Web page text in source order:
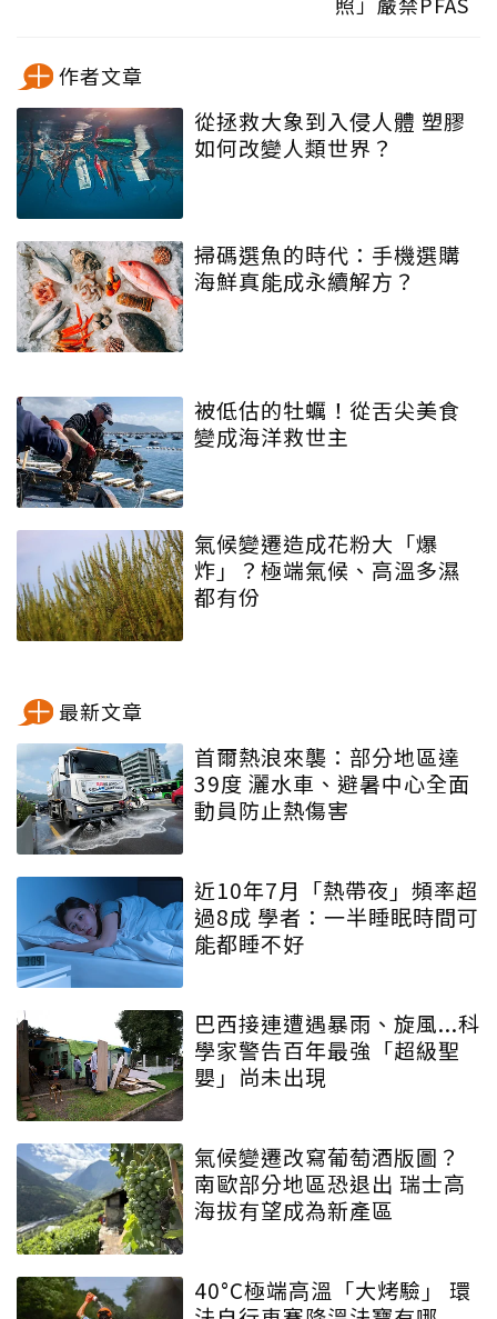
作者文章
從拯救大象到入侵人體 塑膠
如何改變人類世界？
掃碼選魚的時代：手機選購
海鮮真能成永續解方？
被低估的牡蠣！從舌尖美食
變成海洋救世主
氣候變遷造成花粉大「爆
炸」？極端氣候、高溫多濕
都有份
最新文章
首爾熱浪來襲：部分地區達
39度 灑水車、避暑中心全面
動員防止熱傷害
近10年7月「熱帶夜」頻率超
過8成 學者：一半睡眠時間可
能都睡不好
巴西接連遭遇暴雨、旋風...科
學家警告百年最強「超級聖
嬰」尚未出現
氣候變遷改寫葡萄酒版圖？
南歐部分地區恐退出 瑞士高
海拔有望成為新產區
40°C極端高溫「大烤驗」 環